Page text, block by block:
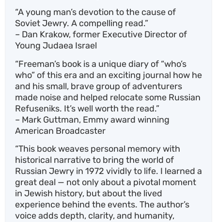
“A young man’s devotion to the cause of
Soviet Jewry. A compelling read.”
– Dan Krakow, former Executive Director of
Young Judaea Israel
“Freeman’s book is a unique diary of “who’s
who” of this era and an exciting journal how he
and his small, brave group of adventurers
made noise and helped relocate some Russian
Refuseniks. It’s well worth the read.”
– Mark Guttman, Emmy award winning
American Broadcaster
“This book weaves personal memory with
historical narrative to bring the world of
Russian Jewry in 1972 vividly to life. I learned a
great deal — not only about a pivotal moment
in Jewish history, but about the lived
experience behind the events. The author’s
voice adds depth, clarity, and humanity,